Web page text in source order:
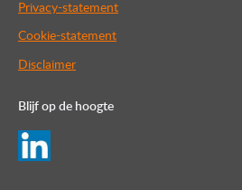
Privacy-statement
Cookie-statement
Disclaimer
Blijf op de hoogte